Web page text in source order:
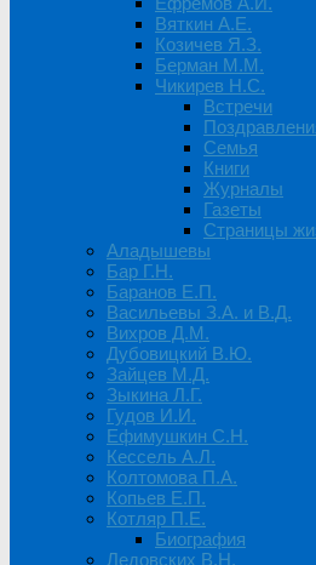
Вяткин А.Е.
Козичев Я.З.
Берман М.М.
Чикирев Н.С.
Встречи
Семья
Книги
Журналы
Газеты
Страницы
Аладышевы
Бар Г.Н.
Баранов Е.П.
Васильевы З.А. и В.Д.
Вихров Д.М.
Дубовицкий В.Ю.
Зайцев М.Д.
Зыкина Л.Г.
Гудов И.И.
Ефимушкин С.Н.
Кессель А.Л.
Колтомова П.А.
Копьев Е.П.
Котляр П.Е.
Биография
Ледовских В.Н.